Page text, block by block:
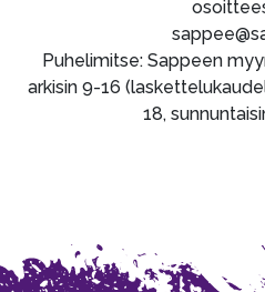
Puhelimitse: Sappeen
arkisin 9-16
18,